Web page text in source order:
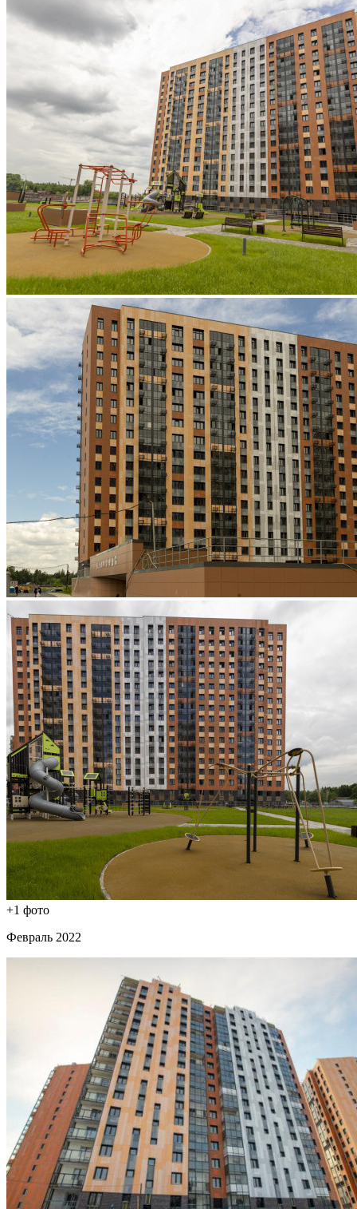
+1 фото
Февраль 2022